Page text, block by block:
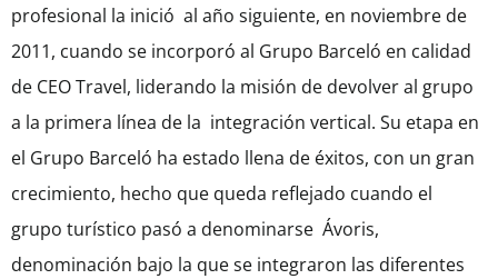
profesional la inició al año siguiente, en noviembre de
2011, cuando se incorporó al Grupo Barceló en calidad
de CEO Travel, liderando la misión de devolver al grupo
a la primera línea de la integración vertical. Su etapa en
el Grupo Barceló ha estado llena de éxitos, con un gran
crecimiento, hecho que queda reflejado cuando el
grupo turístico pasó a denominarse Ávoris,
denominación bajo la que se integraron las diferentes